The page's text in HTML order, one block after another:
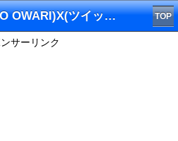
DJ LOVE(SEKAI NO OWARI)X(ツイッター) TOP
サーリンク